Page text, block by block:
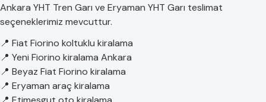
Ankara YHT Tren Garı ve Eryaman YHT Garı teslimat
seçeneklerimiz mevcuttur.
📍 Fiat Fiorino koltuklu kiralama
📍 Yeni Fiorino kiralama Ankara
📍 Beyaz Fiat Fiorino kiralama
📍 Eryaman araç kiralama